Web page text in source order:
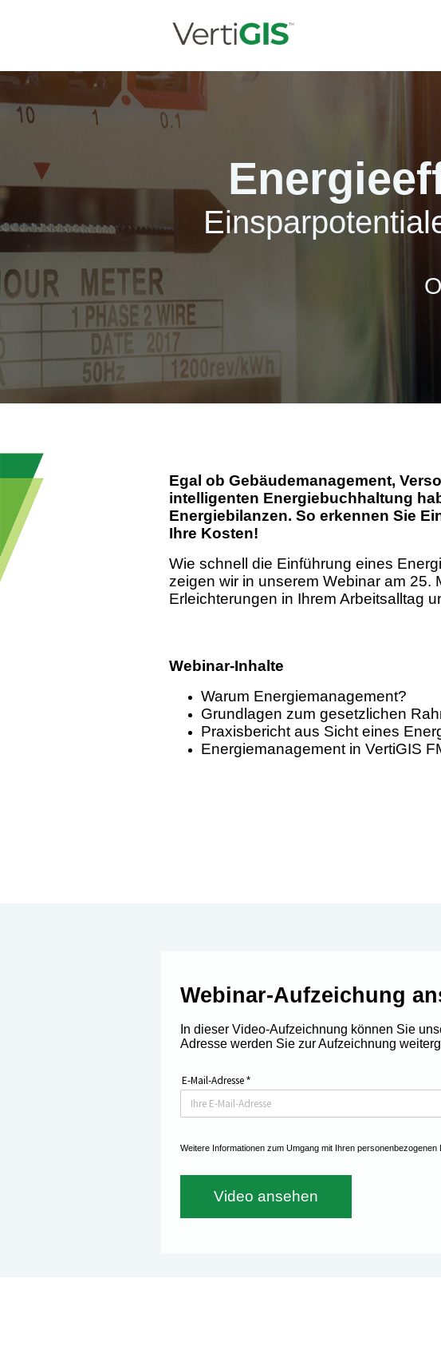
Egal ob Gebäudemanagement,
intelligenten Energiebuchhaltung
Energiebilanzen. So erkennen Sie
Ihre Kosten!
Wie schnell die Einführung eines
zeigen wir in unserem Webinar am 25.
Erleichterungen in Ihrem Arbeitsalltag
Webinar-Inhalte
Warum Energiemanagement?
Grundlagen zum gesetzlichen
Praxisbericht aus Sicht eines
Energiemanagement in VertiGIS
Webinar-Aufzeichung
In dieser Video-Aufzeichnung können Sie
Adresse werden Sie zur Aufzeichnung
E-Mail-Adresse *
Weitere Informationen zum Umgang mit Ihren personenbezogenen
Video ansehen